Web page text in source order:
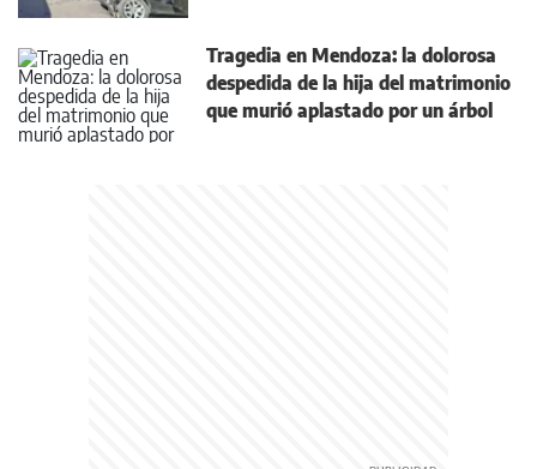
Tragedia en Mendoza: la dolorosa
despedida de la hija del matrimonio
que murió aplastado por un árbol